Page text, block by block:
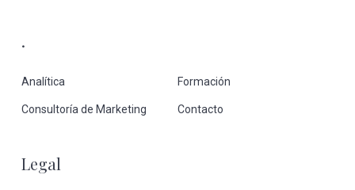
.
Analítica Formación
Consultoría de Marketing Contacto
Legal